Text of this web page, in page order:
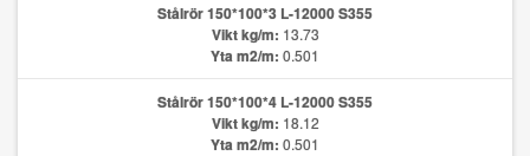
Stålrör 150*100*3 L-12000 S355
Vikt kg/m: 13.73
Yta m2/m: 0.501
Stålrör 150*100*4 L-12000 S355
Vikt kg/m: 18.12
Yta m2/m: 0.501